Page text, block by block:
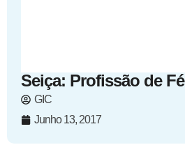
Seiça: Profissão de Fé
GIC
Junho 13, 2017